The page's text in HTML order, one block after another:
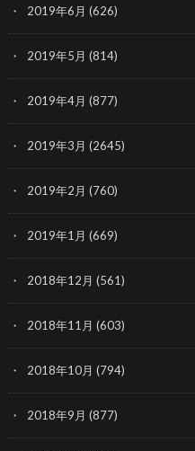
2019年6月 (626)
2019年5月 (814)
2019年4月 (877)
2019年3月 (2645)
2019年2月 (760)
2019年1月 (669)
2018年12月 (561)
2018年11月 (603)
2018年10月 (794)
2018年9月 (877)